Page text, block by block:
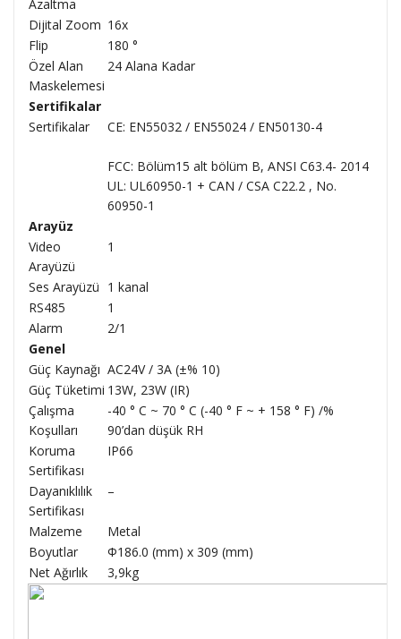
Azaltma
Dijital Zoom 16x
Flip
180 °
Özel Alan
Maskelemesi
24 Alana Kadar
Sertifikalar
Sertifikalar
CE: EN55032 / EN55024 / EN50130-4
FCC: Bölüm15 alt bölüm B, ANSI C63.4- 2014
UL: UL60950-1 + CAN / CSA C22.2 , No.
60950-1
Arayüz
Video
Arayüzü
1
Ses Arayüzü 1 kanal
RS485
1
Alarm
2/1
Genel
Güç Kaynağı AC24V / 3A (±% 10)
Güç Tüketimi 13W, 23W (IR)
Çalışma
Koşulları
-40 ° C ~ 70 ° C (-40 ° F ~ + 158 ° F) /%
90’dan düşük RH
Koruma
Sertifikası
IP66
Dayanıklılık
Sertifikası
–
Malzeme
Metal
Boyutlar
Φ186.0 (mm) x 309 (mm)
Net Ağırlık
3,9kg